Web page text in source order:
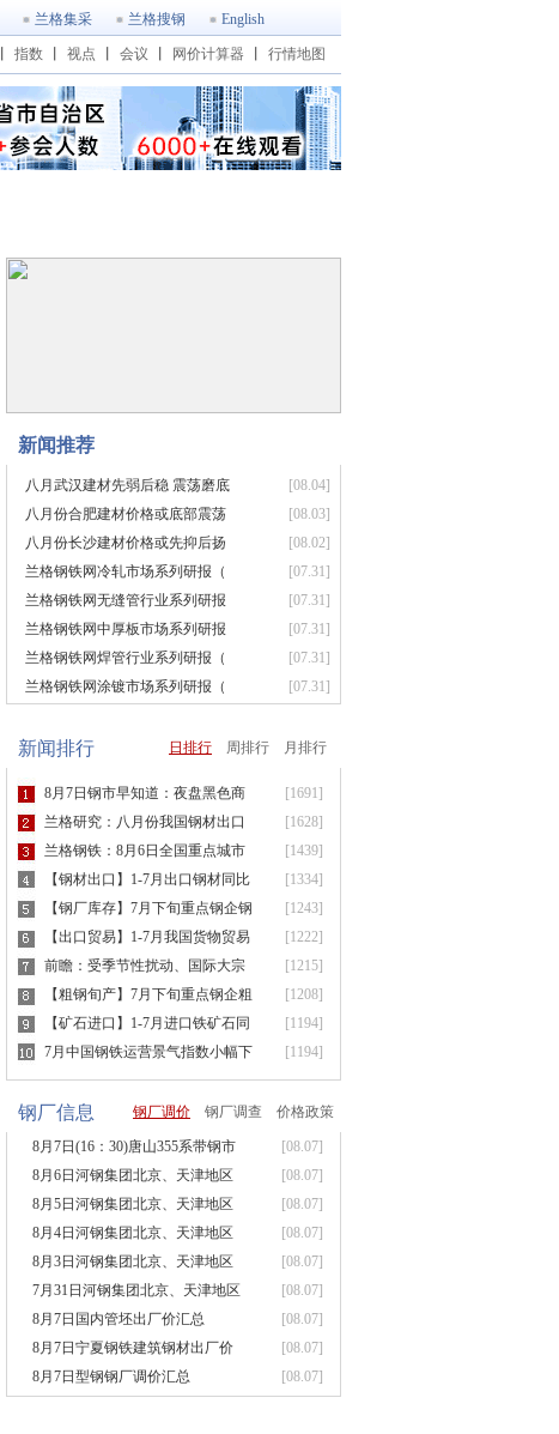
兰格集采 兰格搜钢 English
指数 视点 会议 网价计算器 行情地图